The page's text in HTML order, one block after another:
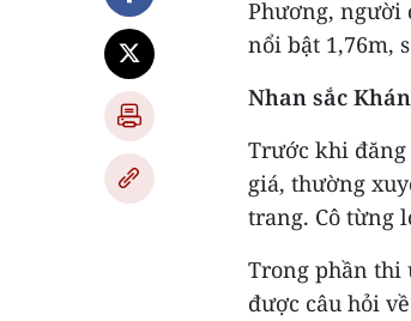
Phương, người
nổi bật 1,76m,
Nhan sắc
Trước khi
giá, thường
trang. Cô từng
Trong phần thi
được câu hỏi